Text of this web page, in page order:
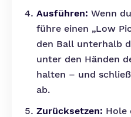
Ausführen: Wenn
führe einen „Low
den Ball unterhalb
unter den Händen
halten – und
ab.
Zurücksetzen: Hole